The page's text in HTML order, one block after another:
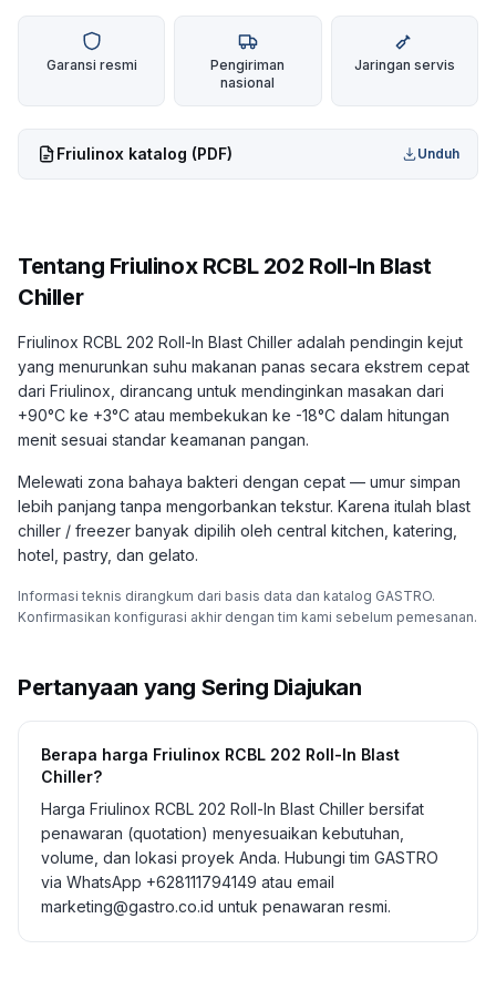
Garansi resmi
Pengiriman
nasional
Jaringan servis
Friulinox katalog (PDF) Unduh
Tentang Friulinox RCBL 202 Roll-In Blast
Chiller
Friulinox RCBL 202 Roll-In Blast Chiller adalah pendingin kejut
yang menurunkan suhu makanan panas secara ekstrem cepat
dari Friulinox, dirancang untuk mendinginkan masakan dari
+90°C ke +3°C atau membekukan ke -18°C dalam hitungan
menit sesuai standar keamanan pangan.
Melewati zona bahaya bakteri dengan cepat — umur simpan
lebih panjang tanpa mengorbankan tekstur. Karena itulah blast
chiller / freezer banyak dipilih oleh central kitchen, katering,
hotel, pastry, dan gelato.
Informasi teknis dirangkum dari basis data dan katalog GASTRO.
Konfirmasikan konfigurasi akhir dengan tim kami sebelum pemesanan.
Pertanyaan yang Sering Diajukan
Berapa harga Friulinox RCBL 202 Roll-In Blast
Chiller?
Harga Friulinox RCBL 202 Roll-In Blast Chiller bersifat
penawaran (quotation) menyesuaikan kebutuhan,
volume, dan lokasi proyek Anda. Hubungi tim GASTRO
via WhatsApp +628111794149 atau email
marketing@gastro.co.id untuk penawaran resmi.